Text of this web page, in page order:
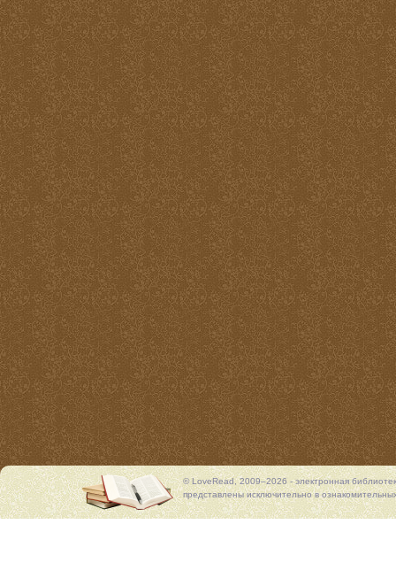
© LoveRead, 2009–2026 - электронная
представлены исключительно в